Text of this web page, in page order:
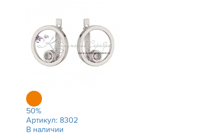
50%
Артикул: 8302
В наличии